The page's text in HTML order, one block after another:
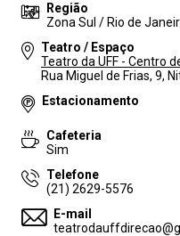
Região
Zona Sul / Rio de
Teatro / Espaço
Teatro da UFF - Centro
Rua Miguel de Frias, 9,
Estacionamento
Cafeteria
Sim
Telefone
(21) 2629-5576
E-mail